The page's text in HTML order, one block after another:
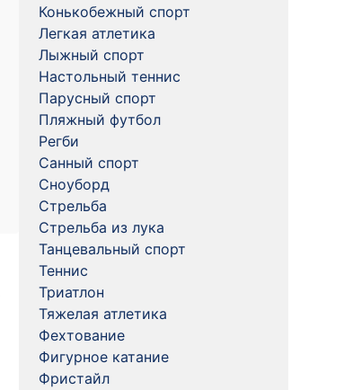
Конькобежный спорт
Легкая атлетика
Лыжный спорт
Настольный теннис
Парусный спорт
Пляжный футбол
Регби
Санный спорт
Сноуборд
Стрельба
Стрельба из лука
Танцевальный спорт
Теннис
Триатлон
Тяжелая атлетика
Фехтование
Фигурное катание
Фристайл